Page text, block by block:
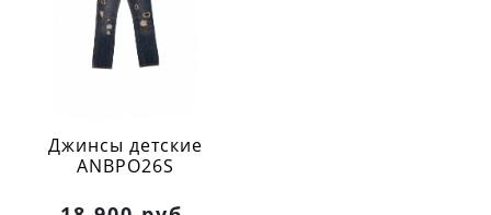
Джинсы детские
ANBPO26S